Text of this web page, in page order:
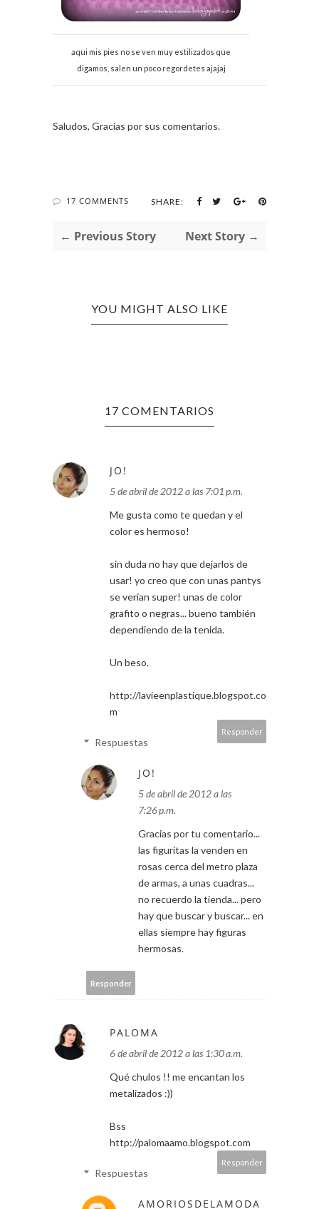
aqui mis pies no se ven muy estilizados que
digamos, salen un poco regordetes ajajaj
Saludos, Gracias por sus comentarios.
17 COMMENTS SHARE:
← Previous Story Next Story →
YOU MIGHT ALSO LIKE
17 COMENTARIOS
JO!
5 de abril de 2012 a las 7:01 p.m.
Me gusta como te quedan y el
color es hermoso!
sin duda no hay que dejarlos de
usar! yo creo que con unas pantys
se verian super! unas de color
grafito o negras... bueno también
dependiendo de la tenida.
Un beso.
http://lavieenplastique.blogspot.co
m
Responder
Respuestas
JO!
5 de abril de 2012 a las
7:26 p.m.
Gracias por tu comentario...
las figuritas la venden en
rosas cerca del metro plaza
de armas, a unas cuadras...
no recuerdo la tienda... pero
hay que buscar y buscar... en
ellas siempre hay figuras
hermosas.
Responder
PALOMA
6 de abril de 2012 a las 1:30 a.m.
Qué chulos !! me encantan los
metalizados :))
Bss
http://palomaamo.blogspot.com
Responder
Respuestas
AMORIOSDELAMODA